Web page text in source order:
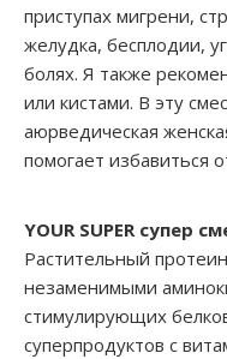
приступах мигрени,
желудка, бесплодии,
болях. Я также
или кистами. В эту
аюрведическая
помогает избавиться
YOUR SUPER супер
Растительный
незаменимыми
стимулирующих
суперпродуктов с